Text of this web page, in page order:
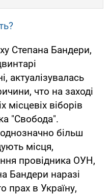
Степана Бандери,
актуалізувалась
что на заході
місцевіх віборів
"Свобода".
більш
місця,
провідника ОУН,
Бандери наразі
прах в Україну,